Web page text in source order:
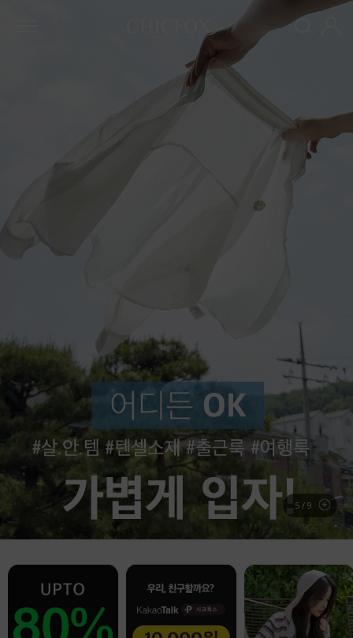
BEST ITEM
실시간 베스트 아이템
6 / 9